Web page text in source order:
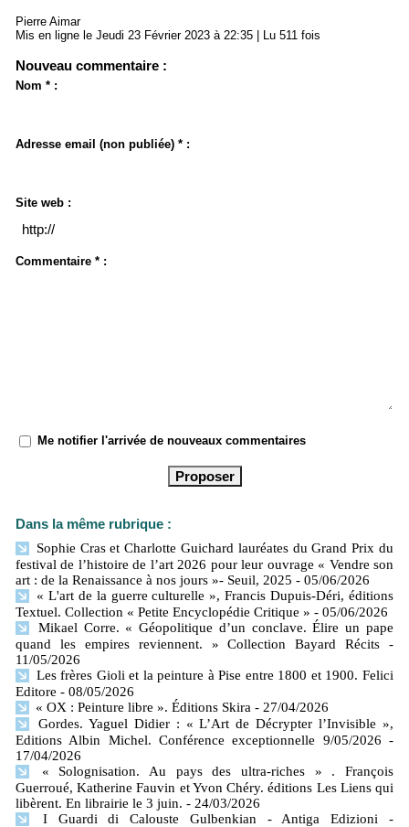
Pierre Aimar
Mis en ligne le Jeudi 23 Février 2023 à 22:35 | Lu 511 fois
Nouveau commentaire :
Nom * :
Adresse email (non publiée) * :
Site web :
Commentaire * :
Me notifier l'arrivée de nouveaux commentaires
Dans la même rubrique :
Sophie Cras et Charlotte Guichard lauréates du Grand Prix du
festival de l’histoire de l’art 2026 pour leur ouvrage « Vendre son
art : de la Renaissance à nos jours »- Seuil, 2025 - 05/06/2026
« L'art de la guerre culturelle », Francis Dupuis-Déri, éditions
Textuel. Collection « Petite Encyclopédie Critique » - 05/06/2026
Mikael Corre. « Géopolitique d’un conclave. Élire un pape
quand les empires reviennent. » Collection Bayard Récits
-
11/05/2026
Les frères Gioli et la peinture à Pise entre 1800 et 1900. Felici
Editore - 08/05/2026
« OX : Peinture libre ». Éditions Skira - 27/04/2026
Gordes. Yaguel Didier : « L’Art de Décrypter l’Invisible »,
Editions Albin Michel. Conférence exceptionnelle 9/05/2026 -
17/04/2026
« Solognisation. Au pays des ultra-riches » . François
Guerroué, Katherine Fauvin et Yvon Chéry. éditions Les Liens qui
libèrent. En librairie le 3 juin. - 24/03/2026
I Guardi di Calouste Gulbenkian - Antiga Edizioni
-